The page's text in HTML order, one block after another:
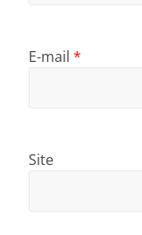
E-mail *
Site